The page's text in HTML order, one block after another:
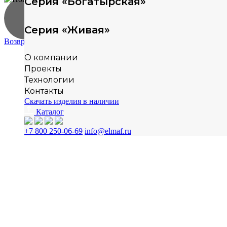
Серия «Живая»
О компании
Проекты
Технологии
Контакты
Скачать изделия в наличии
Каталог
+7 800 250-06-69 info@elmaf.ru
Возврат к списку
8 800
12 00